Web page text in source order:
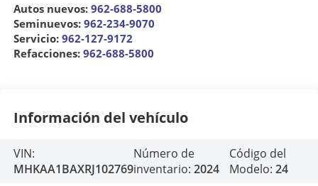
Autos nuevos: 962-688-5800
Seminuevos: 962-234-9070
Servicio: 962-127-9172
Refacciones: 962-688-5800
Información del vehículo
VIN:
MHKAA1BAXRJ102769
Número de
inventario: 2024
Código del
Modelo: 24